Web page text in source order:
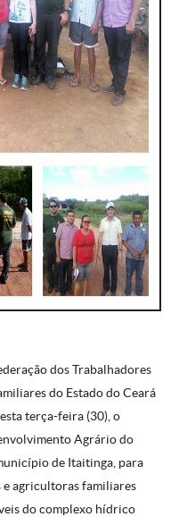
dos Trabalhadores
do Estado do Ceará
terça-feira (30), o
Agrário do
de Itaitinga, para
e agricultoras familiares
do complexo hídrico